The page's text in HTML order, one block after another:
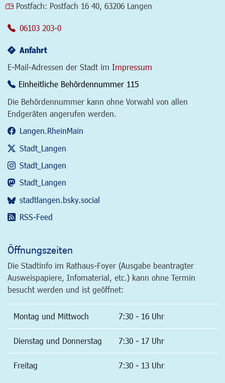
Postfach: Postfach 16 40, 63206 Langen
06103 203-0
Anfahrt
E-Mail-Adressen der Stadt im Impressum
Einheitliche Behördennummer 115
Die Behördennummer kann ohne Vorwahl von allen
Endgeräten angerufen werden.
Langen.RheinMain
Stadt_Langen
Stadt_Langen
Stadt_Langen
stadtlangen.bsky.social
RSS-Feed
Öffnungszeiten
Die Stadtinfo im Rathaus-Foyer (Ausgabe beantragter
Ausweispapiere, Infomaterial, etc.) kann ohne Termin
besucht werden und ist geöffnet:
Montag und Mittwoch 7:30 - 16 Uhr
Dienstag und Donnerstag 7:30 - 17 Uhr
Freitag 7:30 - 13 Uhr